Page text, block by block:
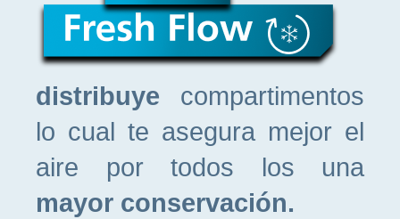
distribuye compartimentos
lo cual te asegura mejor el
aire por todos los una
mayor conservación.